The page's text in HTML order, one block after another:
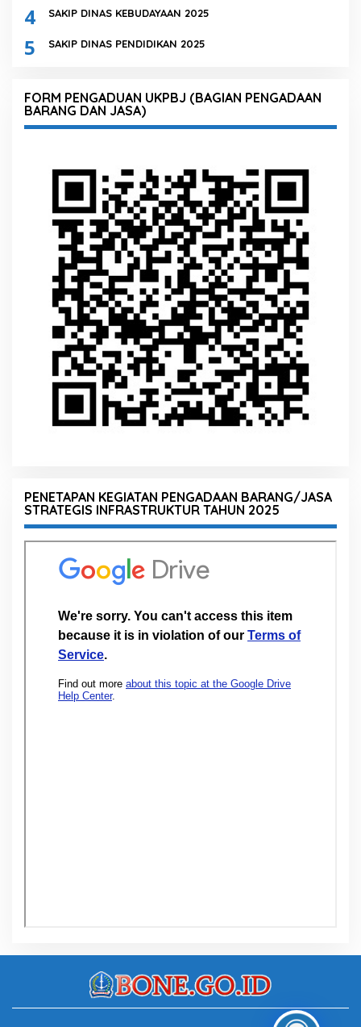
4 SAKIP DINAS KEBUDAYAAN 2025
5 SAKIP DINAS PENDIDIKAN 2025
FORM PENGADUAN UKPBJ (BAGIAN PENGADAAN
BARANG DAN JASA)
PENETAPAN KEGIATAN PENGADAAN BARANG/JASA
STRATEGIS INFRASTRUKTUR TAHUN 2025